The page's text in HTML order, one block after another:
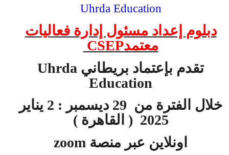
Uhrda Education
دبلوم إعداد مسئول إدارة فعاليات
معتمدCSEP
تقدم بإعتماد بريطاني Uhrda
Education
خلال الفترة من 29 ديسمبر : 2 يناير
2025 ( القاهرة )
اونلاين عبر منصة zoom